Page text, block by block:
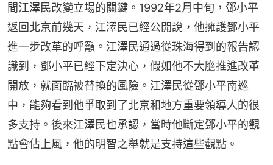
間江澤民改變立場的關鍵。1992年2月中旬，鄧小平
返回北京前幾天，江澤民已經公開說，他擁護鄧小平
進一步改革的呼籲。江澤民通過從珠海得到的報告認
識到，鄧小平已經下定決心，假如他不大膽推進改革
開放，就面臨被替換的風險。江澤民從鄧小平南巡
中，能夠看到他爭取到了北京和地方重要領導人的很
多支持。後來江澤民也承認，當時他斷定鄧小平的觀
點會佔上風，他的明智之舉就是支持這些觀點。